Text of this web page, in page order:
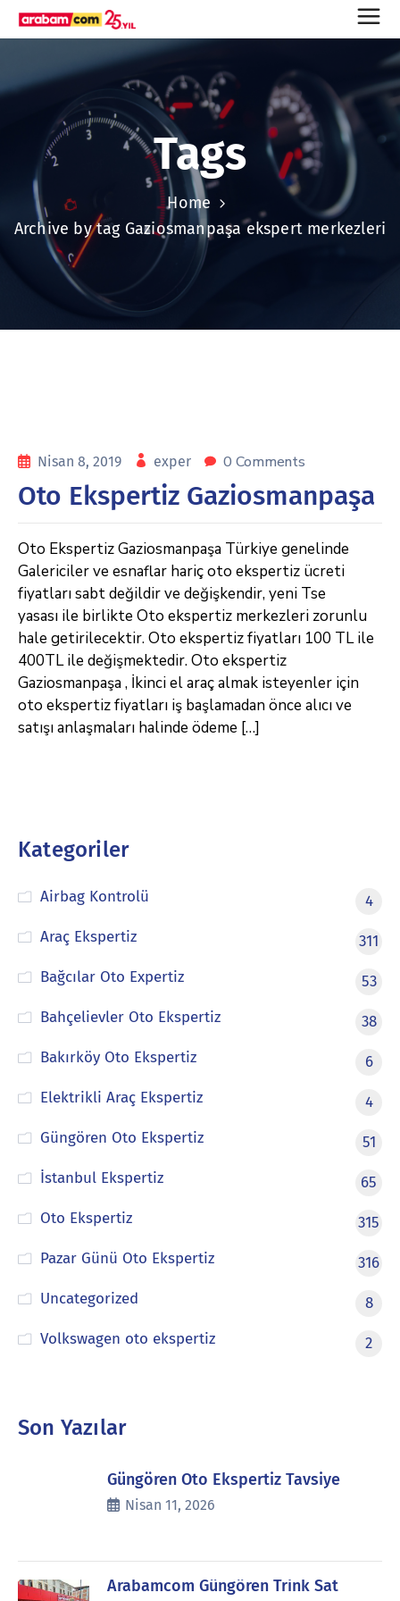
Tags
Home
Archive by tag Gaziosmanpaşa ekspert merkezleri
Nisan 8, 2019 exper 0 Comments
Oto Ekspertiz Gaziosmanpaşa
Oto Ekspertiz Gaziosmanpaşa Türkiye genelinde
Galericiler ve esnaflar hariç oto ekspertiz ücreti
fiyatları sabt değildir ve değişkendir, yeni Tse
yasası ile birlikte Oto ekspertiz merkezleri zorunlu
hale getirilecektir. Oto ekspertiz fiyatları 100 TL ile
400TL ile değişmektedir. Oto ekspertiz
Gaziosmanpaşa , İkinci el araç almak isteyenler için
oto ekspertiz fiyatları iş başlamadan önce alıcı ve
satışı anlaşmaları halinde ödeme […]
Kategoriler
Airbag Kontrolü
4
Araç Ekspertiz
311
Bağcılar Oto Expertiz
53
Bahçelievler Oto Ekspertiz
38
Bakırköy Oto Ekspertiz
6
Elektrikli Araç Ekspertiz
4
Güngören Oto Ekspertiz
51
İstanbul Ekspertiz
65
Oto Ekspertiz
315
Pazar Günü Oto Ekspertiz
316
Uncategorized
8
Volkswagen oto ekspertiz
2
Son Yazılar
Güngören Oto Ekspertiz Tavsiye
Nisan 11, 2026
Arabamcom Güngören Trink Sat